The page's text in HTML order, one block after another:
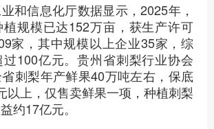
信息化厅数据显示，2025年，
规模已达152万亩，获生产许可
家，其中规模以上企业35家，综
100亿元。贵州省刺梨行业协会
刺梨年产鲜果40万吨左右，保底
以上，仅售卖鲜果一项，种植刺梨
约17亿元。